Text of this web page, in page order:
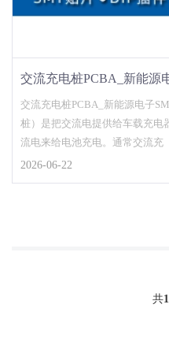
交流充电桩PCBA_新能源
交流充电桩PCBA_新能源电子SMT贴片加工 交
桩）是把交流电提供给车载充电
流电来给电池充电。通常交流充
2026-06-22
共1